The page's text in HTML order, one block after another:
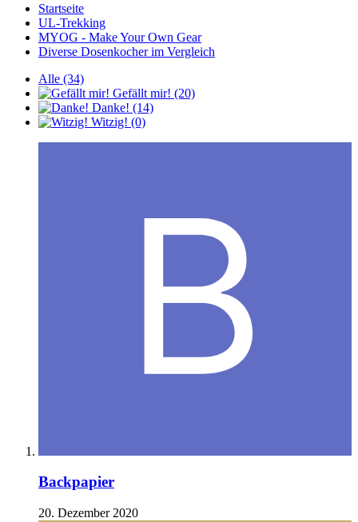
Startseite
UL-Trekking
MYOG - Make Your Own Gear
Diverse Dosenkocher im Vergleich
Alle (34)
Gefällt mir! (20)
Danke! (14)
Witzig! (0)
Backpapier
20. Dezember 2020